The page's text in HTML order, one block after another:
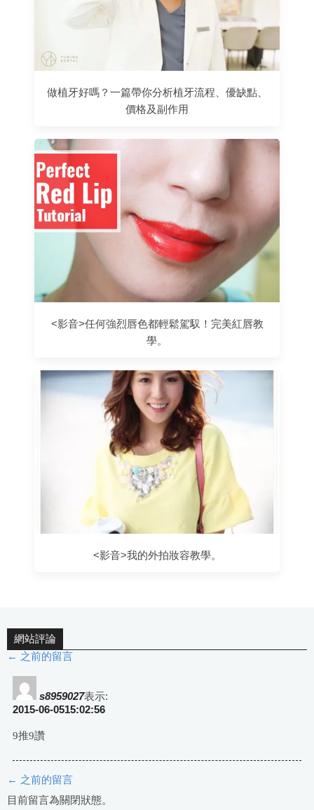
做植牙好嗎？一篇帶你分析植牙流程、優缺點、
價格及副作用
<影音>任何強烈唇色都輕鬆駕馭！完美紅唇教
學。
<影音>我的外拍妝容教學。
網站評論
評
論
導
航
← 之前的留言
s8959027表示:
2015-06-0515:02:56
9推9讚
評
← 之前的留言
目前留言為關閉狀態。